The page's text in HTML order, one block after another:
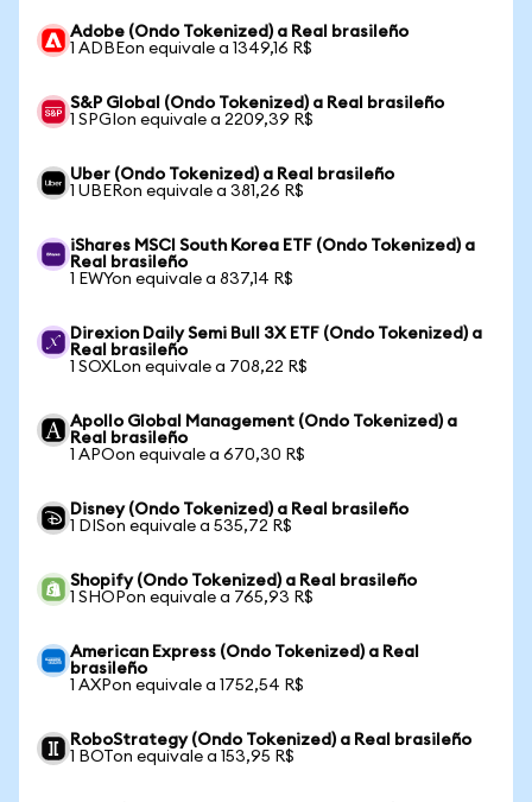
Adobe (Ondo Tokenized) a Real brasileño
1 ADBEon equivale a 1349,16 R$
S&P Global (Ondo Tokenized) a Real brasileño
1 SPGIon equivale a 2209,39 R$
Uber (Ondo Tokenized) a Real brasileño
1 UBERon equivale a 381,26 R$
iShares MSCI South Korea ETF (Ondo Tokenized) a
Real brasileño
1 EWYon equivale a 837,14 R$
Direxion Daily Semi Bull 3X ETF (Ondo Tokenized) a
Real brasileño
1 SOXLon equivale a 708,22 R$
Apollo Global Management (Ondo Tokenized) a
Real brasileño
1 APOon equivale a 670,30 R$
Disney (Ondo Tokenized) a Real brasileño
1 DISon equivale a 535,72 R$
Shopify (Ondo Tokenized) a Real brasileño
1 SHOPon equivale a 765,93 R$
American Express (Ondo Tokenized) a Real
brasileño
1 AXPon equivale a 1752,54 R$
RoboStrategy (Ondo Tokenized) a Real brasileño
1 BOTon equivale a 153,95 R$